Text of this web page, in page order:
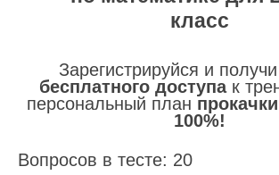
класс
Зарегистрируйся и получи
бесплатного доступак
персональный план
100%!
Вопросов в тесте: 20